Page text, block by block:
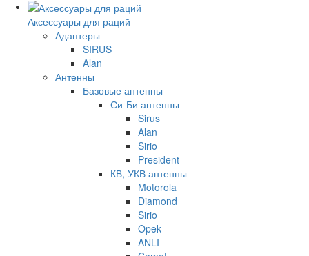
Аксессуары для раций
Адаптеры
SIRUS
Alan
Антенны
Базовые антенны
Си-Би антенны
Sirus
Alan
Sirio
President
КВ, УКВ антенны
Motorola
Diamond
Sirio
Opek
ANLI